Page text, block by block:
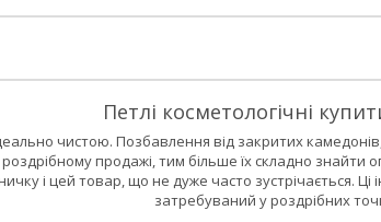
Петлі косметологічні
чистою. Позбавлення від закритих
продажі, тим більше їх складно
і цей товар, що не дуже часто зустрічається.
затребуваний у роздрібних